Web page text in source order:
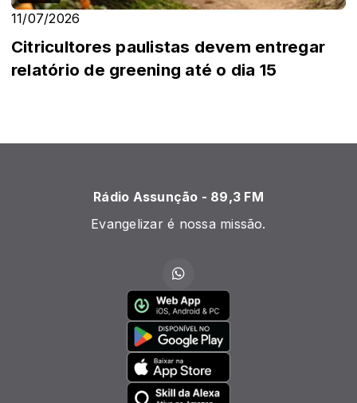
11/07/2026
Citricultores paulistas devem entregar
relatório de greening até o dia 15
Rádio Assunção - 89,3 FM
Evangelizar é nossa missão.